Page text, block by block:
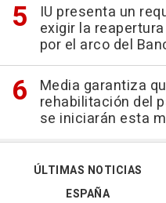
IU presenta un
exigir la
por el arco del
Media garantiza
rehabilitación del
se iniciarán esta
ÚLTIMAS NOTICIAS
ESPAÑA